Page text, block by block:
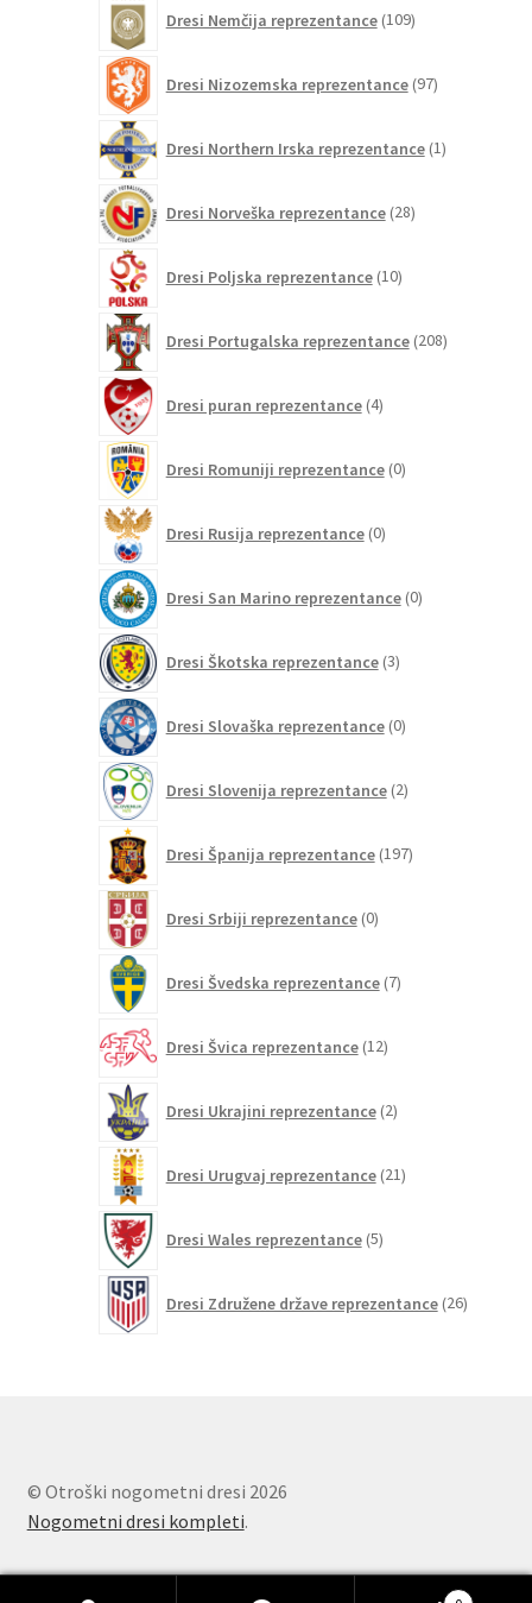
Dresi Nemčija reprezentance 109izdelkov
Dresi Nizozemska reprezentance 97izdelkov
Dresi Northern Irska reprezentance 1izdelek
Dresi Norveška reprezentance 28izdelkov
Dresi Poljska reprezentance 10izdelkov
Dresi Portugalska reprezentance 208izdelkov
Dresi puran reprezentance 4izdelki
Dresi Romuniji reprezentance 0izdelkov
Dresi Rusija reprezentance 0izdelkov
Dresi San Marino reprezentance 0izdelkov
Dresi Škotska reprezentance 3izdelki
Dresi Slovaška reprezentance 0izdelkov
Dresi Slovenija reprezentance 2izdelka
Dresi Španija reprezentance 197izdelkov
Dresi Srbiji reprezentance 0izdelkov
Dresi Švedska reprezentance 7izdelkov
Dresi Švica reprezentance 12izdelkov
Dresi Ukrajini reprezentance 2izdelka
Dresi Urugvaj reprezentance 21izdelkov
Dresi Wales reprezentance 5izdelkov
Dresi Združene države reprezentance 26izdelkov
© Otroški nogometni dresi 2026
Nogometni dresi kompleti.